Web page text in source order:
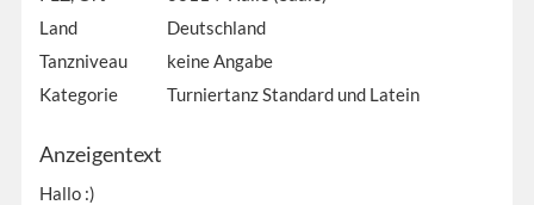
Land
Deutschland
Tanzniveau
keine Angabe
Kategorie
Turniertanz Standard und Latein
Anzeigentext
Hallo :)